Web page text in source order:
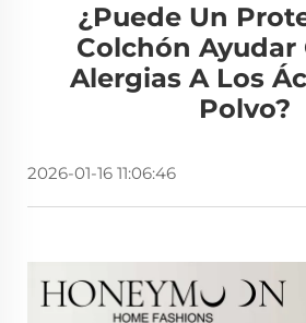
¿Puede Un
Colchón Ayudar
Alergias A Los
Polvo?
2026-01-16 11:06:46